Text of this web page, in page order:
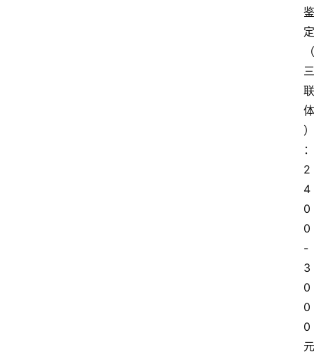
鉴
定
（
三
联
体
）
：
2
4
0
0
-
3
0
0
0
元